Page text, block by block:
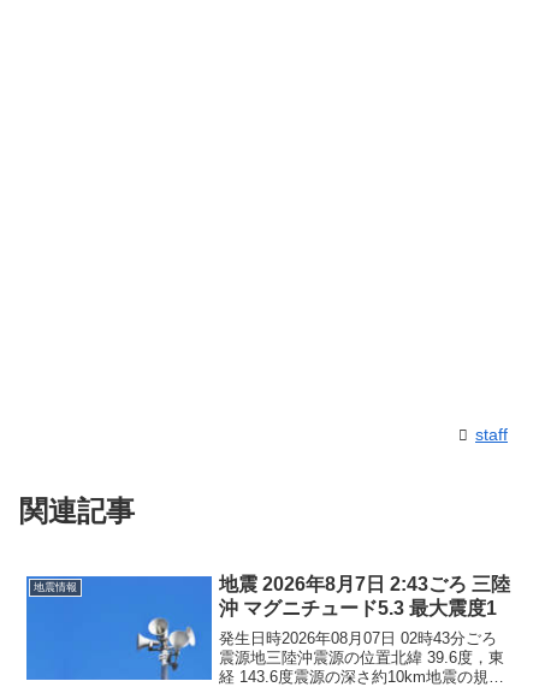
staff
関連記事
地震情報
地震 2026年8月7日 2:43ごろ 三陸
沖 マグニチュード5.3 最大震度1
発生日時2026年08月07日 02時43分ごろ
震源地三陸沖震源の位置北緯 39.6度，東
経 143.6度震源の深さ約10km地震の規模